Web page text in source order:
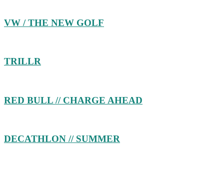
VW / THE NEW GOLF
TRILLR
RED BULL // CHARGE AHEAD
DECATHLON // SUMMER